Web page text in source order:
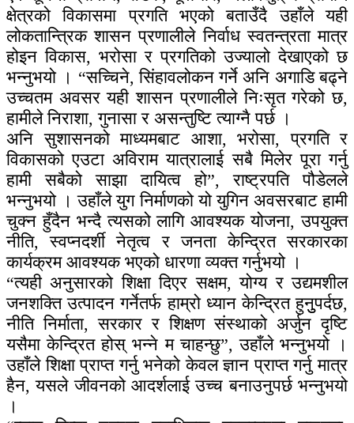
क्षेत्रको विकासमा प्रगति भएको बताउँदै उहाँले यही
लोकतान्त्रिक शासन प्रणालीले निर्वाध स्वतन्त्रता मात्र
होइन विकास, भरोसा र प्रगतिको उज्यालो देखाएको छ
भन्नुभयो । “सच्चिने, सिंहावलोकन गर्ने अनि अगाडि बढ्ने
उच्चतम अवसर यही शासन प्रणालीले निःसृत गरेको छ,
हामीले निराशा, गुनासा र असन्तुष्टि त्याग्नै पर्छ ।
अनि सुशासनको माध्यमबाट आशा, भरोसा, प्रगति र
विकासको एउटा अविराम यात्रालाई सबै मिलेर पूरा गर्नु
हामी सबैको साझा दायित्व हो”, राष्ट्रपति पौडेलले
भन्नुभयो । उहाँले युग निर्माणको यो युगिन अवसरबाट हामी
चुक्न हुँदैन भन्दै त्यसको लागि आवश्यक योजना, उपयुक्त
नीति, स्वप्नदर्शी नेतृत्व र जनता केन्द्रित सरकारका
कार्यक्रम आवश्यक भएको धारणा व्यक्त गर्नुभयो ।
“त्यही अनुसारको शिक्षा दिएर सक्षम, योग्य र उद्यमशील
जनशक्ति उत्पादन गर्नेतर्फ हाम्रो ध्यान केन्द्रित हुनुुपर्दछ,
नीति निर्माता, सरकार र शिक्षण संस्थाको अर्जुन दृष्टि
यसैमा केन्द्रित होस् भन्ने म चाहन्छु”, उहाँले भन्नुभयो ।
उहाँले शिक्षा प्राप्त गर्नु भनेको केवल ज्ञान प्राप्त गर्नु मात्र
हैन, यसले जीवनको आदर्शलाई उच्च बनाउनुपर्छ भन्नुभयो
।